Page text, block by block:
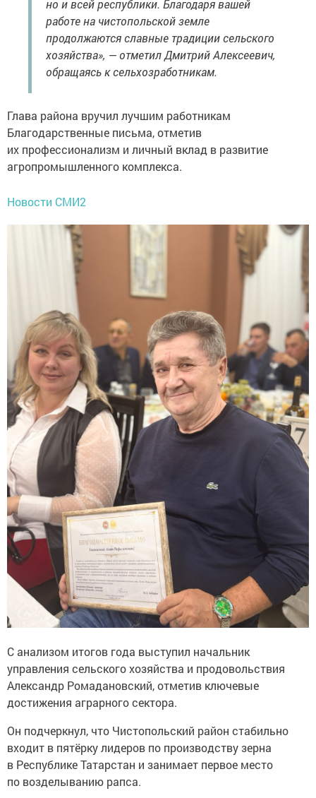
но и всей республики. Благодаря вашей
работе на чистопольской земле
продолжаются славные традиции сельского
хозяйства», — отметил Дмитрий Алексеевич,
обращаясь к сельхозработникам.
Глава района вручил лучшим работникам
Благодарственные письма, отметив
их профессионализм и личный вклад в развитие
агропромышленного комплекса.
Новости СМИ2
С анализом итогов года выступил начальник
управления сельского хозяйства и продовольствия
Александр Ромадановский, отметив ключевые
достижения аграрного сектора.
Он подчеркнул, что Чистопольский район стабильно
входит в пятёрку лидеров по производству зерна
в Республике Татарстан и занимает первое место
по возделыванию рапса.